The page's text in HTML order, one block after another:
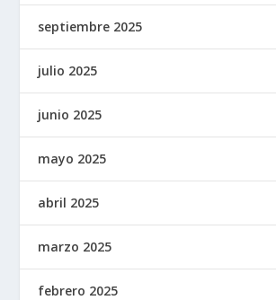
septiembre 2025
julio 2025
junio 2025
mayo 2025
abril 2025
marzo 2025
febrero 2025